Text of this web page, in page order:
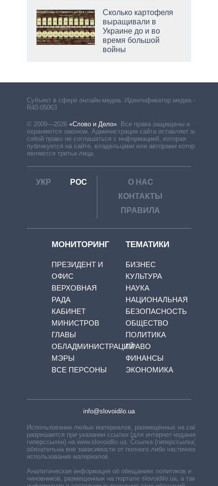
Сколько картофеля
выращивали в
Украине до и во
время большой
войны
Субъект в сфере онлайн-медиа. Идентификатор медиа –
R40-05063
© 2009—2026 «Слово и Дело». Все права защищены и
охраняются законом. Администрация сайта оставляет за
собой право не соглашаться с информацией, которая
публикуется на сайте, владельцами или авторами которой
являются третьи лица.
УКР РОС
О НАС
КОНТАКТЫ
ПРАВИЛА
МОНИТОРИНГ
ПРЕЗИДЕНТ И
ОФИС
ВЕРХОВНАЯ
РАДА
КАБИНЕТ
МИНИСТРОВ
ГЛАВЫ
ОБЛАДМИНИСТРАЦИЙ
МЭРЫ
ВСЕ ПЕРСОНЫ
ТЕМАТИКИ
БИЗНЕС
КУЛЬТУРА
НАУКА
НАЦИОНАЛЬНАЯ
БЕЗОПАСНОСТЬ
ОБЩЕСТВО
ПОЛИТИКА
ПРАВО
ФИНАНСЫ
ЭКОНОМИКА
info@slovoidilo.ua
Использование любых материалов, размещённых на сайте,
разрешается при указании ссылки (для интернет-изданий —
гиперссылки) на www.slovoidilo.ua. Ссылка (гиперссылка)
обязательна вне зависимости от полного либо частичного
использования материалов.
Аналитическая информация об обещаниях политиков и
чиновников, размещенных на портале slovoidilo.ua, а также